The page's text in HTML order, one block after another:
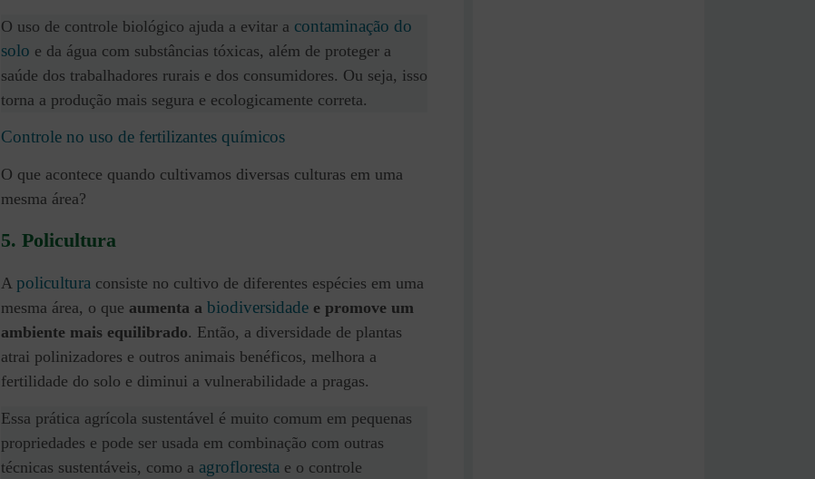
O uso de controle biológico ajuda a evitar a contaminação do
solo e da água com substâncias tóxicas, além de proteger a
saúde dos trabalhadores rurais e dos consumidores. Ou seja, isso
torna a produção mais segura e ecologicamente correta.
Controle no uso de fertilizantes químicos
O que acontece quando cultivamos diversas culturas em uma
mesma área?
5. Policultura
A policultura consiste no cultivo de diferentes espécies em uma
mesma área, o que aumenta a biodiversidade e promove um
ambiente mais equilibrado. Então, a diversidade de plantas
atrai polinizadores e outros animais benéficos, melhora a
fertilidade do solo e diminui a vulnerabilidade a pragas.
Essa prática agrícola sustentável é muito comum em pequenas
propriedades e pode ser usada em combinação com outras
técnicas sustentáveis, como a agrofloresta e o controle